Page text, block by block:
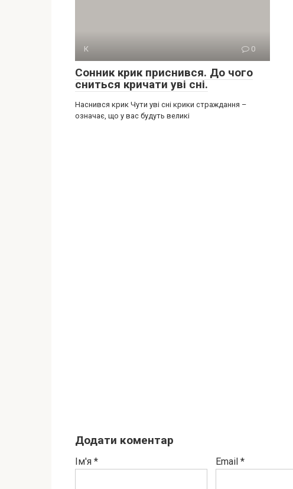
К 0
Сонник крик приснився. До чого
сниться кричати уві сні.
Наснився крик Чути уві сні крики страждання –
означає, що у вас будуть великі
Додати коментар
Ім'я * Email *